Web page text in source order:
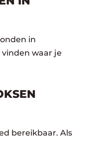
in
waar je
bereikbaar. Als